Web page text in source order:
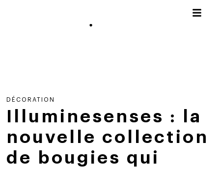
DÉCORATION
Illuminesenses : la
nouvelle collection
de bougies qui